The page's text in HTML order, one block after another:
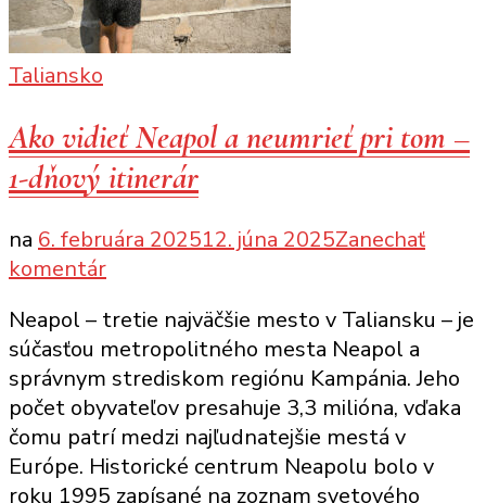
Taliansko
Ako vidieť Neapol a neumrieť pri tom –
1-dňový itinerár
na 6. februára 202512. júna 2025Zanechať
komentárk
Ako
vidieť
Neapol
a
neumrieť
pri
Neapol – tretie najväčšie mesto v Taliansku – je
súčasťou metropolitného mesta Neapol a
správnym strediskom regiónu Kampánia. Jeho
počet obyvateľov presahuje 3,3 milióna, vďaka
čomu patrí medzi najľudnatejšie mestá v
Európe. Historické centrum Neapolu bolo v
roku 1995 zapísané na zoznam svetového